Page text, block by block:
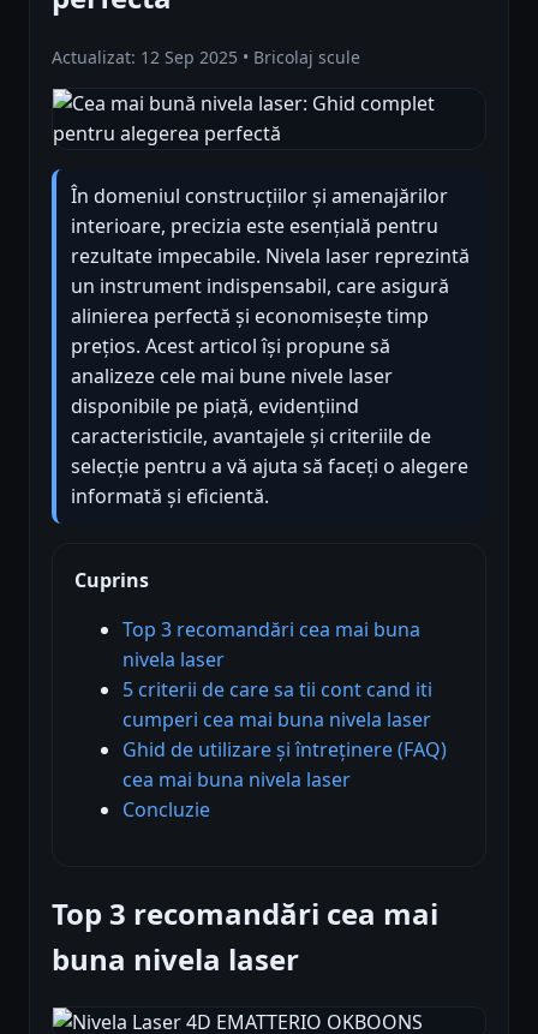
Actualizat: 12 Sep 2025 • Bricolaj scule
În domeniul construcțiilor și amenajărilor
interioare, precizia este esențială pentru
rezultate impecabile. Nivela laser reprezintă
un instrument indispensabil, care asigură
alinierea perfectă și economisește timp
prețios. Acest articol își propune să
analizeze cele mai bune nivele laser
disponibile pe piață, evidențiind
caracteristicile, avantajele și criteriile de
selecție pentru a vă ajuta să faceți o alegere
informată și eficientă.
Cuprins
Top 3 recomandări cea mai buna
nivela laser
5 criterii de care sa tii cont cand iti
cumperi cea mai buna nivela laser
Ghid de utilizare și întreținere (FAQ)
cea mai buna nivela laser
Concluzie
Top 3 recomandări cea mai
buna nivela laser